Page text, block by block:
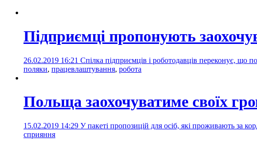
Підприємці пропонують
26.02.2019 16:21 Спілка підприємців і роботодавців переконує, що
поляки, працевлаштування, робота
Польща заохочуватиме своїх
15.02.2019 14:29 У пакеті пропозицій для осіб, які проживають за
сприяння